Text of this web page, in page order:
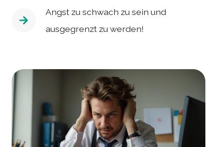
Angst zu schwach zu sein und
ausgegrenzt zu werden!